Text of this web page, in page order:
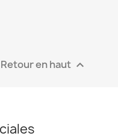
Retour en haut 